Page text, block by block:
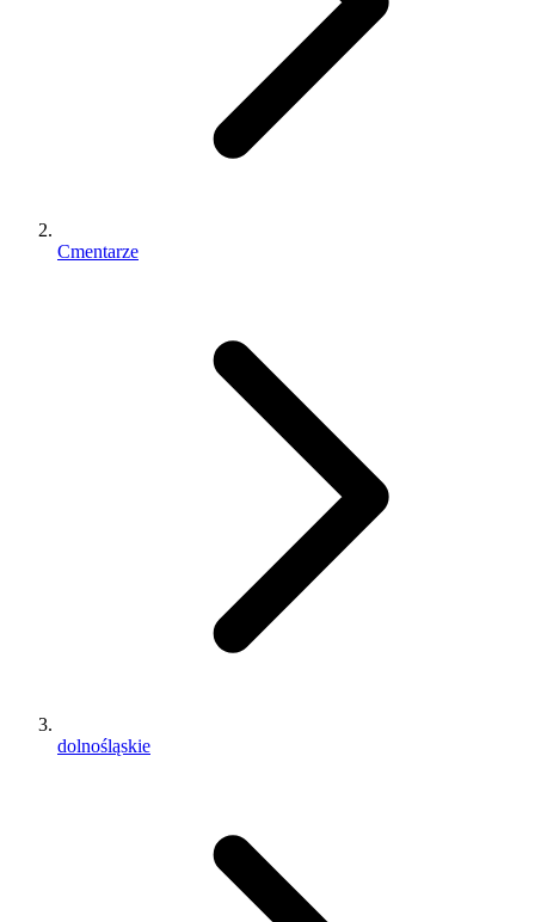
Cmentarze
dolnośląskie